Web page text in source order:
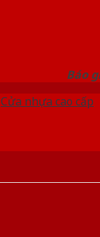
Báo
Cửa nhựa cao cấp